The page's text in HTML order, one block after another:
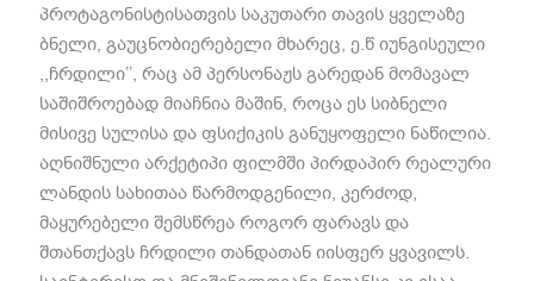
პროტაგონისტისათვის საკუთარი თავის ყველაზე
ბნელი,გაუცნობიერებელი მხარეც,ე.წ იუნგისეული
,,ჩრდილი’’,რაც ამ პერსონაჟს გარედან მომავალ
საშიშროებად მიაჩნია მაშინ,როცა ეს სიბნელი
მისივე სულისა და ფსიქიკის განუყოფელი ნაწილია.
აღნიშნული არქეტიპი ფილმში პირდაპირ რეალური
ლანდის სახითაა წარმოდგენილი,კერძოდ,
მაყურებელი შემსწრეა როგორ ფარავს და
შთანთქავს ჩრდილი თანდათან იისფერ ყვავილს.